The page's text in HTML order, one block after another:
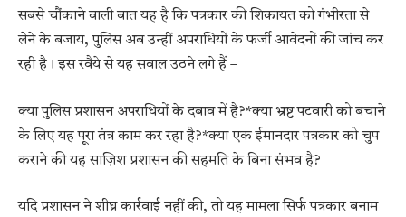
सबसे चौंकाने वाली बात यह है कि पत्रकार की शिकायत को गंभीरता से
लेने के बजाय, पुलिस अब उन्हीं अपराधियों के फर्जी आवेदनों की जांच कर
रही है। इस रवैये से यह सवाल उठने लगे हैं –
क्या पुलिस प्रशासन अपराधियों के दबाव में है?*क्या भ्रष्ट पटवारी को बचाने
के लिए यह पूरा तंत्र काम कर रहा है?*क्या एक ईमानदार पत्रकार को चुप
कराने की यह साज़िश प्रशासन की सहमति के बिना संभव है?
यदि प्रशासन ने शीघ्र कार्रवाई नहीं की, तो यह मामला सिर्फ पत्रकार बनाम